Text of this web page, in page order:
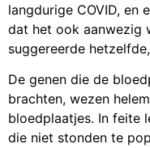
langdurige COVID, en
dat het ook aanwezig
suggereerde
De genen die de
brachten, wezen
bloedplaatjes. In feite
die niet stonden te